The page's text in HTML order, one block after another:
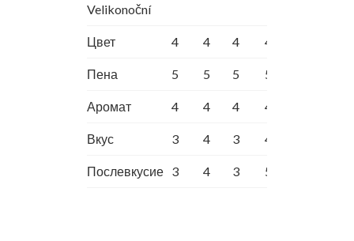
Velikonoční
Цвет 4 4 4 4
Пена 5 5 5 5
Аромат 4 4 4 4
Вкус 3 4 3 4
Послевкусие 3 4 3 5